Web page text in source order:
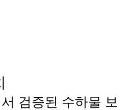
검증된 수하물 보